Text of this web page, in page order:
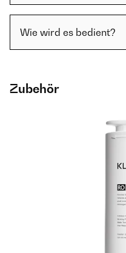
Wie wird es bedient?
Zubehör